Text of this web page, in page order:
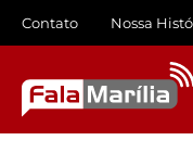
Contato Nossa